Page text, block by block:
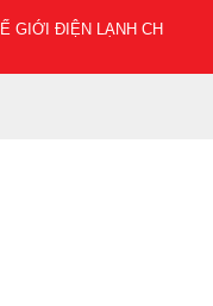
GIỚI ĐIỆN LẠNH CH